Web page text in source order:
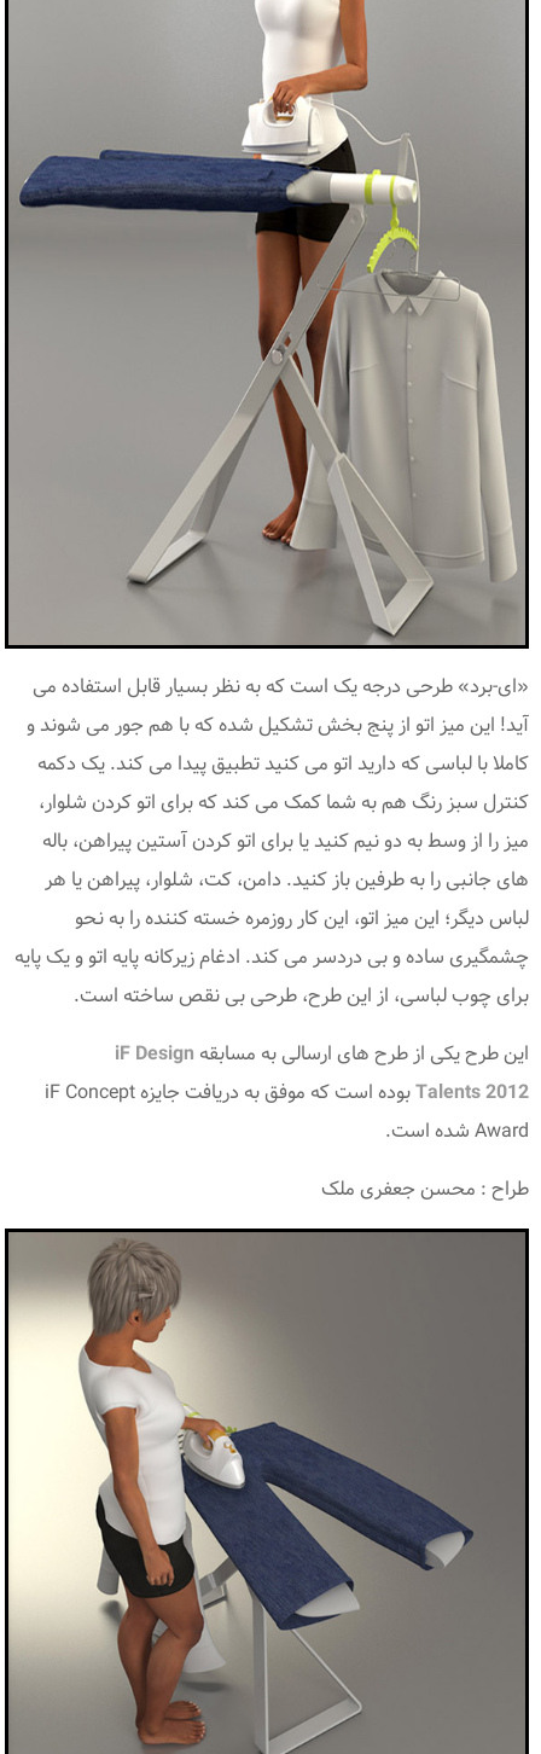
«ای-برد» طرحی درجه یک است که به نظر بسیار قابل استفاده می
آید! این میز اتو از پنج بخش تشکیل شده که با هم جور می شوند و
کاملا با لباسی که دارید اتو می کنید تطبیق پیدا می کند. یک دکمه
کنترل سبز رنگ هم به شما کمک می کند که برای اتو کردن شلوار،
میز را از وسط به دو نیم کنید یا برای اتو کردن آستین پیراهن، باله
های جانبی را به طرفین باز کنید. دامن، کت، شلوار، پیراهن یا هر
لباس دیگر؛ این میز اتو، این کار روزمره خسته کننده را به نحو
چشمگیری ساده و بی دردسر می کند. ادغام زیرکانه پایه اتو و یک پایه
برای چوب لباسی، از این طرح، طرحی بی نقص ساخته است.
این طرح یکی از طرح های ارسالی به مسابقه iF Design
Talents 2012
بوده است که موفق به دریافت جایزه iF Concept
Award شده است.
طراح : محسن جعفری ملک